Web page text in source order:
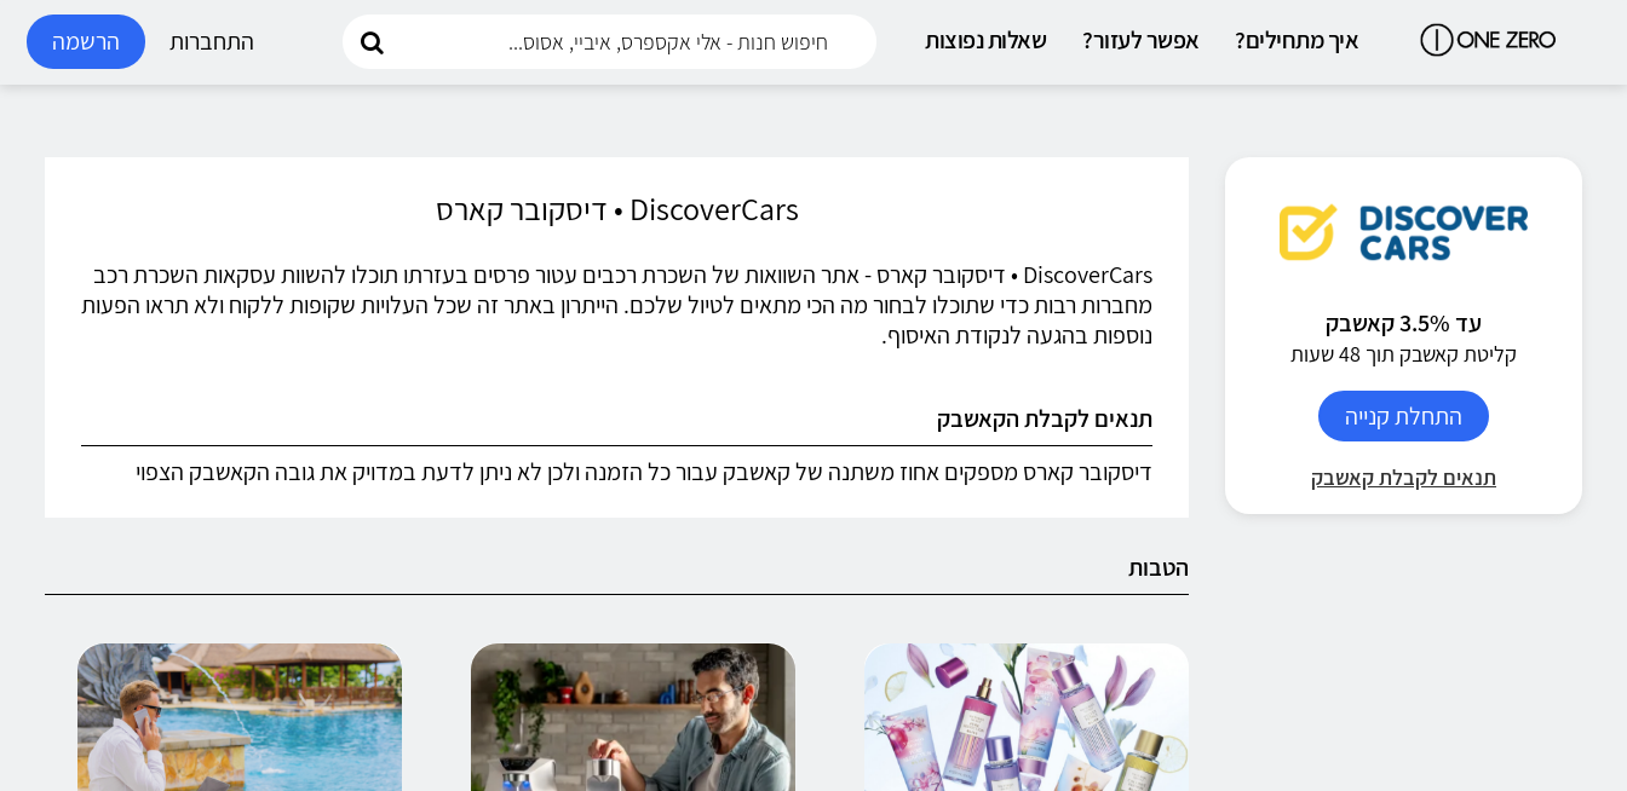
איך מתחילים? אפשר לעזור? שאלות נפוצות הרשמה התחברות
עד 3.5% קאשבק
קליטת קאשבק תוך 48 שעות
התחלת קנייה
תנאים לקבלת קאשבק
DiscoverCars • דיסקובר קארס
DiscoverCars • דיסקובר קארס - אתר השוואות של השכרת רכבים עטור פרסים בעזרתו תוכלו להשוות עסקאות השכרת רכב
מחברות רבות כדי שתוכלו לבחור מה הכי מתאים לטיול שלכם. הייתרון באתר זה שכל העלויות שקופות ללקוח ולא תראו הפעות
נוספות בהגעה לנקודת האיסוף.
תנאים לקבלת הקאשבק
דיסקובר קארס מספקים אחוז משתנה של קאשבק עבור כל הזמנה ולכן לא ניתן לדעת במדויק את גובה הקאשבק הצפוי
הטבות